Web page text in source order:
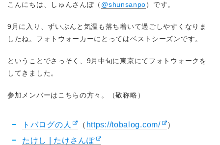
こんにちは、しゅんさんぽ（ @shunsanpo）です。
9月に入り、ずいぶんと気温も落ち着いて過ごしやすくなりま
したね。フォトウォーカーにとってはベストシーズンです。
ということでさっそく、9月中旬に東京にてフォトウォーク を
してきました。
参加メンバーはこちらの方々。（敬称略）
トバログの人 （ https://tobalog.com/
）
たけし | たけさんぽ